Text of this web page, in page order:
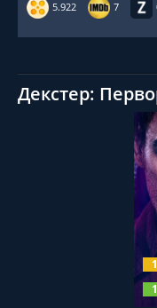
5.922 7
Декстер: